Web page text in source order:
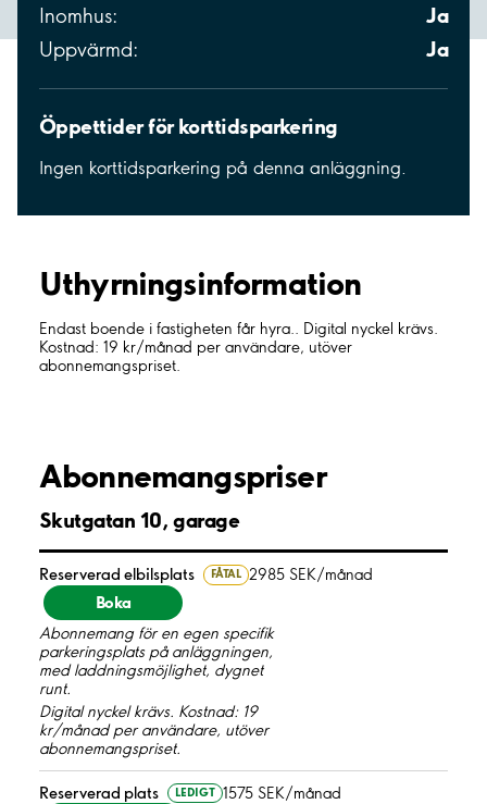
Inomhus: Ja
Uppvärmd: Ja
Öppettider för korttidsparkering
Ingen korttidsparkering på denna anläggning.
Uthyrnings­information
Endast boende i fastigheten får hyra.. Digital nyckel krävs.
Kostnad: 19 kr/månad per användare, utöver
abonnemangspriset.
Abonnemangspriser
Skutgatan 10, garage
Reserverad elbilsplats FÅTAL 2985 SEK/månad
Boka
Abonnemang för en egen specifik
parkeringsplats på anläggningen,
med laddningsmöjlighet, dygnet
runt.
Digital nyckel krävs. Kostnad: 19
kr/månad per användare, utöver
abonnemangspriset.
Reserverad plats LEDIGT 1575 SEK/månad